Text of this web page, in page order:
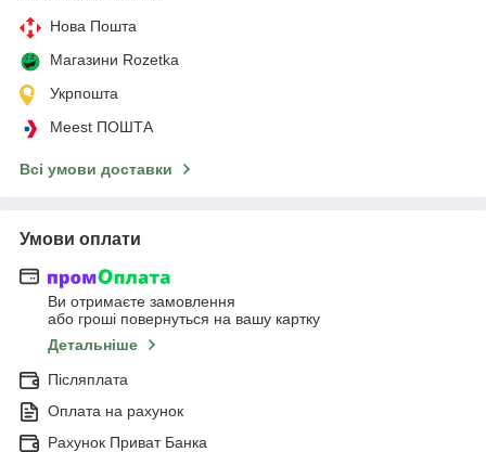
Нова Пошта
Магазини Rozetka
Укрпошта
Meest ПОШТА
Всі умови доставки
Умови оплати
Ви отримаєте замовлення
або гроші повернуться на вашу картку
Детальніше
Післяплата
Оплата на рахунок
Рахунок Приват Банка